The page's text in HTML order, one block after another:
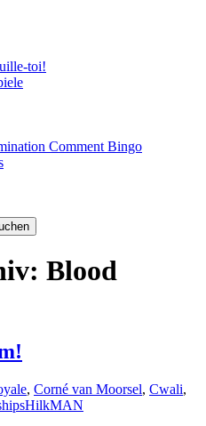
toi!
Comment Bingo
Blood
, Corné van Moorsel, Cwali,
HilkMAN